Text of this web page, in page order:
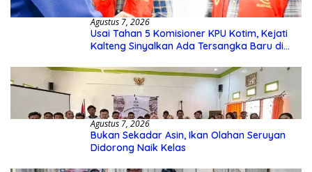
Agustus 7, 2026
Usai Tahan 5 Komisioner KPU Kotim, Kejati
Kalteng Sinyalkan Ada Tersangka Baru di
Agustus 7, 2026
Bukan Sekadar Asin, Ikan Olahan Seruyan
Didorong Naik Kelas